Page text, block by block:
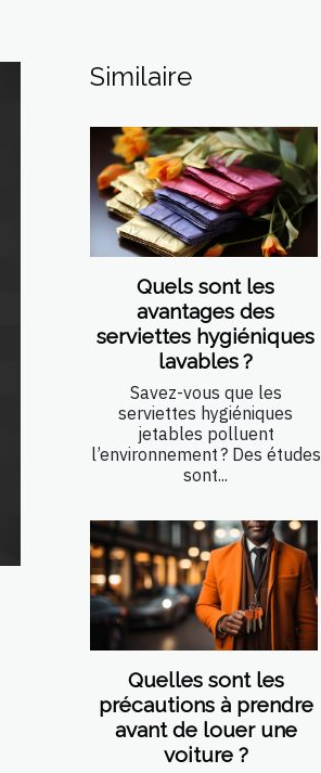
Similaire
Quels sont les
avantages des
serviettes hygiéniques
lavables ?
Savez-vous que les
serviettes hygiéniques
jetables polluent
l’environnement ? Des études
sont...
Quelles sont les
précautions à prendre
avant de louer une
voiture ?